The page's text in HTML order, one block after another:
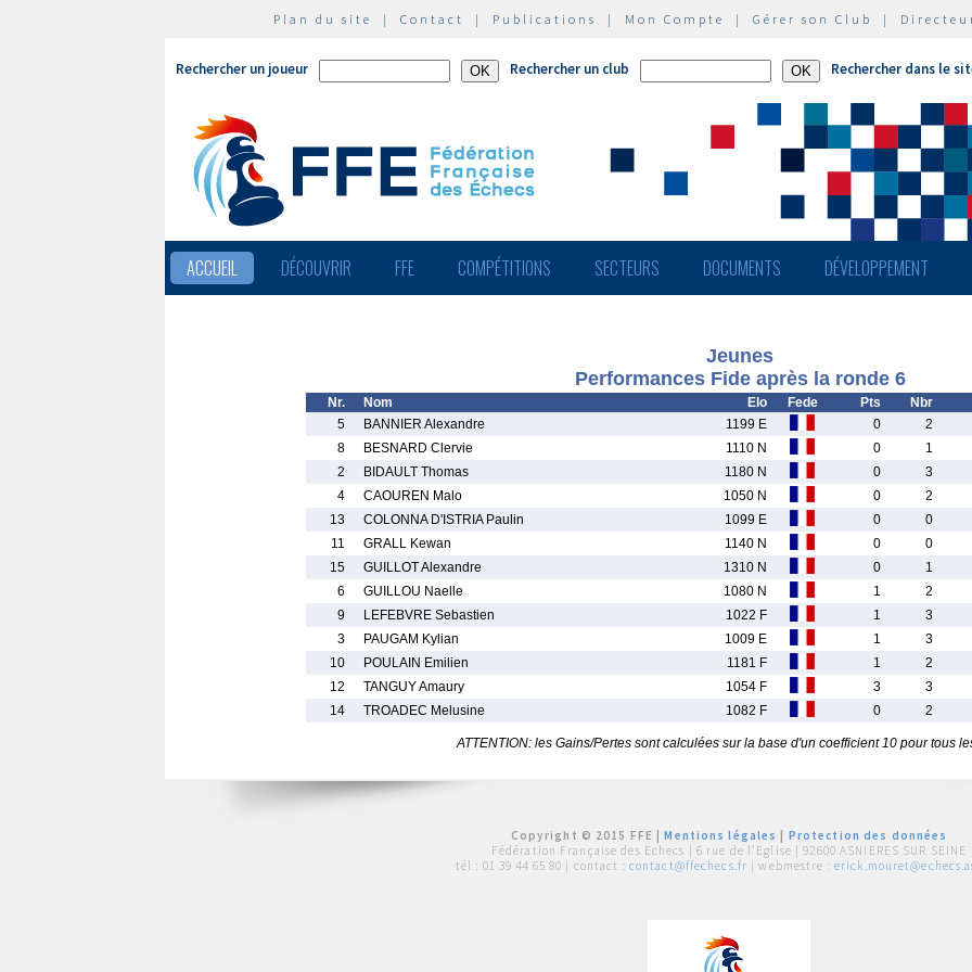
Plan du site | Contact | Publications | Mon Compte | Gérer son Club |
Rechercher un joueur Rechercher un club Rechercher dans le
ACCUEIL DÉCOUVRIR FFE COMPÉTITIONS SECTEURS DOCUMENTS DÉVELOPPEMENT
Jeunes
Performances Fide après la ronde 6
Nr. Nom Elo Fede Pts
Nbr
5
BANNIER Alexandre 1199 E 0
2
8
BESNARD Clervie 1110 N 0
1
2
BIDAULT Thomas 1180 N 0
3
4
CAOUREN Malo 1050 N 0
2
13
COLONNA D'ISTRIA Paulin 1099 E 0
0
11
GRALL Kewan 1140 N 0
0
15
GUILLOT Alexandre 1310 N 0
1
6
GUILLOU Naelle 1080 N 1
2
9
LEFEBVRE Sebastien 1022 F 1
3
3
PAUGAM Kylian 1009 E 1
3
10
POULAIN Emilien 1181 F 1
2
12
TANGUY Amaury 1054 F 3
3
14
TROADEC Melusine 1082 F 0 2
ATTENTION: les Gains/Pertes sont calculées sur la base d'un coefficient 10 pour tous
Copyright © 2015 FFE |Mentions légales
Protection des données
Fédération Française des Echecs | 6 rue de l'Eglise | 92600 ASNIERES SUR SEINE
tél : 01 39 44 65 80 | contact : contact@ffechecs.fr | webmestre :